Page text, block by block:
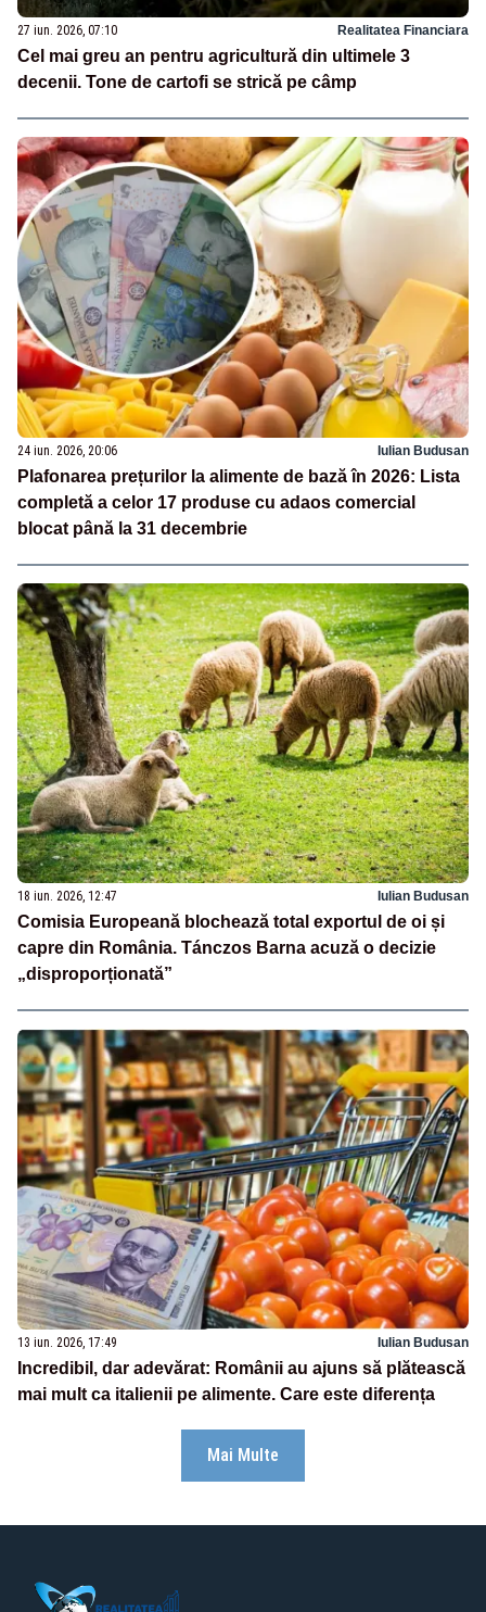
27 iun. 2026, 07:10 Realitatea Financiara
Cel mai greu an pentru agricultură din ultimele 3
decenii. Tone de cartofi se strică pe câmp
24 iun. 2026, 20:06 Iulian Budusan
Plafonarea prețurilor la alimente de bază în 2026: Lista
completă a celor 17 produse cu adaos comercial
blocat până la 31 decembrie
18 iun. 2026, 12:47 Iulian Budusan
Comisia Europeană blochează total exportul de oi și
capre din România. Tánczos Barna acuză o decizie
„disproporționată”
13 iun. 2026, 17:49 Iulian Budusan
Incredibil, dar adevărat: Românii au ajuns să plătească
mai mult ca italienii pe alimente. Care este diferența
Mai Multe